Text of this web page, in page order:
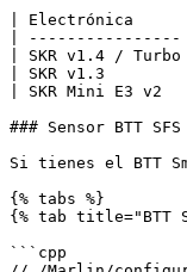
| Electrónica
|
| SKR v1.4 / Turbo
| SKR v1.3         |
| SKR Mini E3 v2
### Sensor BTT
Si tienes el BTT
{% tabs %}
{% tab title="BTT
```cpp